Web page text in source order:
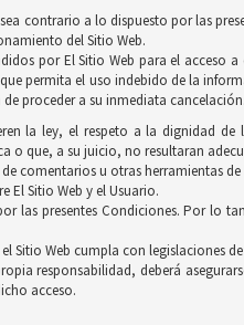
contrario a lo dispuesto por las
del Sitio Web.
por El Sitio Web para el acceso
permita el uso indebido de la
proceder a su inmediata cancelación.
la ley, el respeto a la dignidad
que, a su juicio, no resultaran
comentarios u otras herramientas
El Sitio Web y el Usuario.
las presentes Condiciones. Por lo
Sitio Web cumpla con legislaciones
responsabilidad, deberá
acceso.